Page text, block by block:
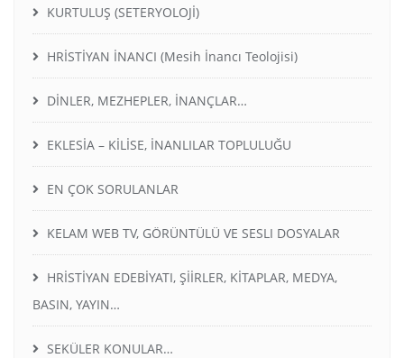
KURTULUŞ (SETERYOLOJİ)
HRİSTİYAN İNANCI (Mesih İnancı Teolojisi)
DİNLER, MEZHEPLER, İNANÇLAR…
EKLESİA – KİLİSE, İNANLILAR TOPLULUĞU
EN ÇOK SORULANLAR
KELAM WEB TV, GÖRÜNTÜLÜ VE SESLI DOSYALAR
HRİSTİYAN EDEBİYATI, ŞİİRLER, KİTAPLAR, MEDYA,
BASIN, YAYIN…
SEKÜLER KONULAR…